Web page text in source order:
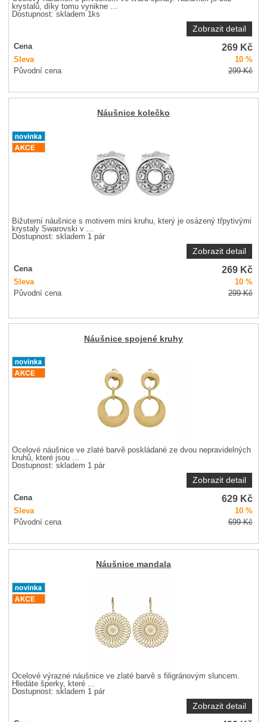
krystalů, díky tomu vynikne ...
Dostupnost:skladem 1ks
Zobrazit detail
Cena 269 Kč
Sleva
10 %
Původní cena
299Kč
Náušnice kolečko
Bižuterní náušnice s motivem mini kruhu, který je osázený třpytivými
krystaly Swarovski v ...
Dostupnost:skladem 1 pár
Zobrazit detail
Cena 269 Kč
Sleva
10 %
Původní cena
299Kč
Náušnice spojené kruhy
Ocelové náušnice ve zlaté barvě poskládané ze dvou nepravidelných
kruhů, které jsou ...
Dostupnost:skladem 1 pár
Zobrazit detail
Cena 629 Kč
Sleva
10 %
Původní cena
699Kč
Náušnice mandala
Ocelové výrazné náušnice ve zlaté barvě s filigránovým sluncem.
Hledáte šperky, které ...
Dostupnost:skladem 1 pár
Zobrazit detail